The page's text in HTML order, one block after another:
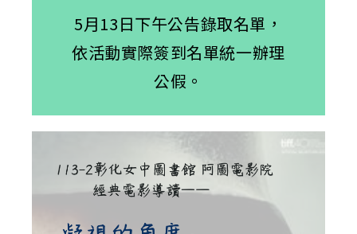
5月13日下午公告錄取名單，
依活動實際簽到名單統一辦理
公假。